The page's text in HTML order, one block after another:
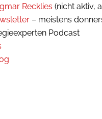
Recklies (nicht aktiv,
– meistens
Podcast